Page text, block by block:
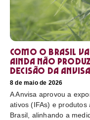
Como o Brasil
ainda não
decisão da Anvisa
8 de maio de 2026
A Anvisa aprovou a
ativos (IFAs) e
Brasil, alinhando a